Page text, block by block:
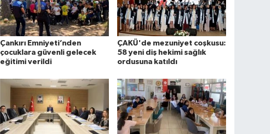
Çankırı Emniyeti’nden
çocuklara güvenli gelecek
eğitimi verildi
ÇAKÜ'de mezuniyet coşkusu:
58 yeni diş hekimi sağlık
ordusuna katıldı